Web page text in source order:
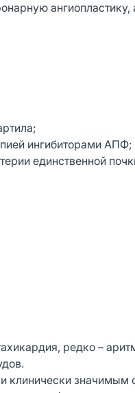
ангиопластику,
ингибиторами АПФ;
единственной
редко –
клинически значимым